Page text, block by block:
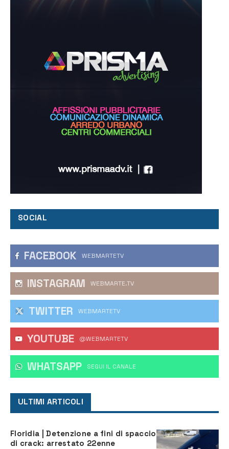
SOCIAL
FACEBOOK WEBMARTETV
INSTAGRAM WEBMARTE.TV
TWITTER WEBMARTETV
YOUTUBE @WEBMARTETV
WHATSAPP ‎SEGUI IL CANALE
ULTIMI ARTICOLI
Floridia | Detenzione a fini di spaccio
di crack: arrestato 22enne